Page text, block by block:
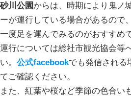
砂川公園からは、時期により鬼ノ
ーが運行している場合があるので
一度足を運んでみるのがおすすめ
運行については総社市観光協会等
い。 公式facebookでも発信される
てご確認ください。
また、紅葉や桜など季節の色合い